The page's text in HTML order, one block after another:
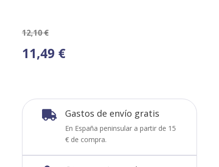
12,10€
11,49 €
 Gastos de envío gratis
En España peninsular a partir de 15
€ de compra.